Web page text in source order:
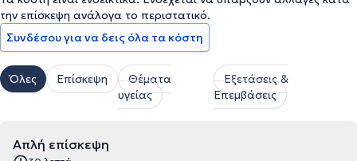
την επίσκεψη ανάλογα το περιστατικό.
Συνδέσου για να δεις όλα τα κόστη
Όλες Επίσκεψη
Θέματα
υγείας
Εξετάσεις &
Επεμβάσεις
Απλή επίσκεψη